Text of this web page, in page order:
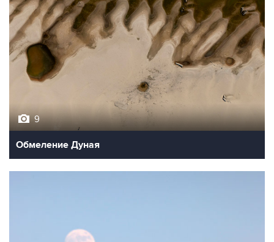
9
Обмеление Дуная